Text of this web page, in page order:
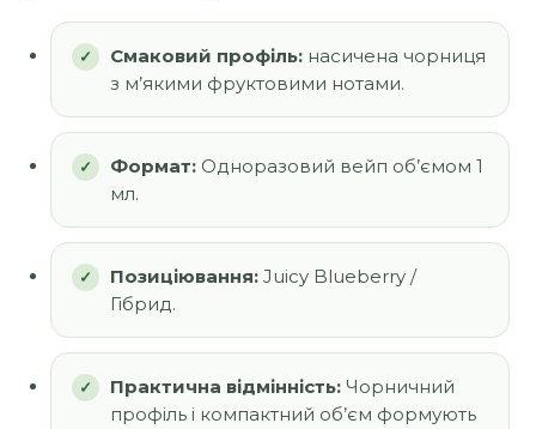
Смаковий профіль: насичена чорниця
з м’якими фруктовими нотами.
Формат: Одноразовий вейп об’ємом 1
мл.
Позиціювання: Juicy Blueberry /
Гібрид.
Практична відмінність: Чорничний
профіль і компактний об’єм формують